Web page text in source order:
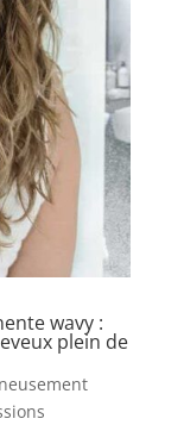
wavy :
plein de